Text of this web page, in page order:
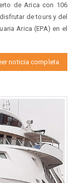
de Arica con 106
de tours y del
Arica (EPA) en el
noticia completa